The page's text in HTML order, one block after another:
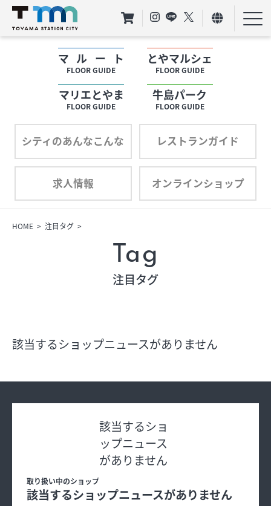
マルート
FLOOR GUIDE
とやマルシェ
FLOOR GUIDE
マリエとやま
FLOOR GUIDE
牛島パーク
FLOOR GUIDE
シティのあんなこんな レストランガイド
求人情報 オンラインショップ
フロアガイド
ショップリスト
プロフィール
フロアガイド
プロフィール
ショップリスト
フロアガイド
ショップリスト
プロフィール
HOME 注目タグ
Tag
注目タグ
該当するショップニュースがありません
該当するショ
ップニュース
がありません
取り扱い中のショップ
該当するショップニュースがありません